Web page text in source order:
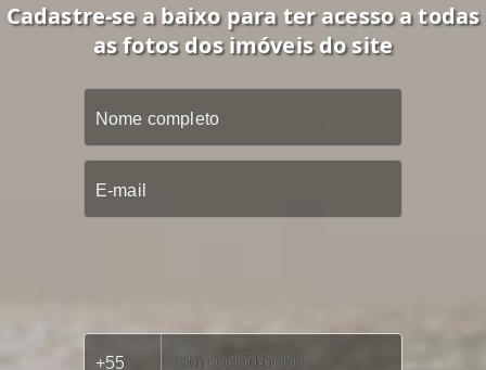
Cadastre-se a baixo para ter acesso a todas
as fotos dos imóveis do site